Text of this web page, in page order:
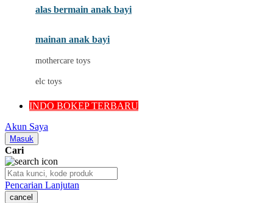
My K
Oh Ma Grain
alas bermain anak bayi
mainan anak bayi
mothercare toys
elc toys
INDO BOKEP TERBARU
Akun Saya
Masuk
Cari
Pencarian Lanjutan
cancel